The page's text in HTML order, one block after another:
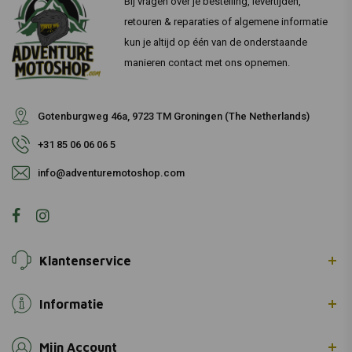
retouren & reparaties of algemene informatie
kun je altijd op één van de onderstaande
manieren contact met ons opnemen.
Gotenburgweg 46a, 9723 TM Groningen (The Netherlands)
+31 85 06 06 06 5
info@adventuremotoshop.com
Klantenservice
Informatie
Mijn Account